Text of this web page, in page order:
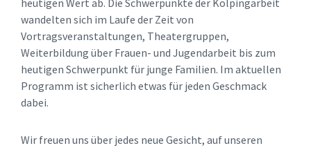
heutigen Wert ab. Die Schwerpunkte der Kolpingarbeit
wandelten sich im Laufe der Zeit von
Vortragsveranstaltungen, Theatergruppen,
Weiterbildung über Frauen- und Jugendarbeit bis zum
heutigen Schwerpunkt für junge Familien. Im aktuellen
Programm ist sicherlich etwas für jeden Geschmack
dabei.
Wir freuen uns über jedes neue Gesicht, auf unseren